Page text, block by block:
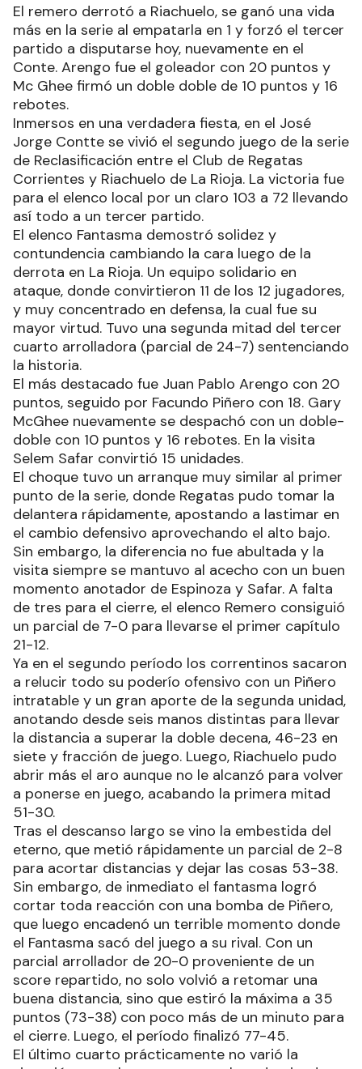
El remero derrotó a Riachuelo, se ganó una vida
más en la serie al empatarla en 1 y forzó el tercer
partido a disputarse hoy, nuevamente en el
Conte. Arengo fue el goleador con 20 puntos y
Mc Ghee firmó un doble doble de 10 puntos y 16
rebotes.
Inmersos en una verdadera fiesta, en el José
Jorge Contte se vivió el segundo juego de la serie
de Reclasificación entre el Club de Regatas
Corrientes y Riachuelo de La Rioja. La victoria fue
para el elenco local por un claro 103 a 72 llevando
así todo a un tercer partido.
El elenco Fantasma demostró solidez y
contundencia cambiando la cara luego de la
derrota en La Rioja. Un equipo solidario en
ataque, donde convirtieron 11 de los 12 jugadores,
y muy concentrado en defensa, la cual fue su
mayor virtud. Tuvo una segunda mitad del tercer
cuarto arrolladora (parcial de 24-7) sentenciando
la historia.
El más destacado fue Juan Pablo Arengo con 20
puntos, seguido por Facundo Piñero con 18. Gary
McGhee nuevamente se despachó con un doble-
doble con 10 puntos y 16 rebotes. En la visita
Selem Safar convirtió 15 unidades.
El choque tuvo un arranque muy similar al primer
punto de la serie, donde Regatas pudo tomar la
delantera rápidamente, apostando a lastimar en
el cambio defensivo aprovechando el alto bajo.
Sin embargo, la diferencia no fue abultada y la
visita siempre se mantuvo al acecho con un buen
momento anotador de Espinoza y Safar. A falta
de tres para el cierre, el elenco Remero consiguió
un parcial de 7-0 para llevarse el primer capítulo
21-12.
Ya en el segundo período los correntinos sacaron
a relucir todo su poderío ofensivo con un Piñero
intratable y un gran aporte de la segunda unidad,
anotando desde seis manos distintas para llevar
la distancia a superar la doble decena, 46-23 en
siete y fracción de juego. Luego, Riachuelo pudo
abrir más el aro aunque no le alcanzó para volver
a ponerse en juego, acabando la primera mitad
51-30.
Tras el descanso largo se vino la embestida del
eterno, que metió rápidamente un parcial de 2-8
para acortar distancias y dejar las cosas 53-38.
Sin embargo, de inmediato el fantasma logró
cortar toda reacción con una bomba de Piñero,
que luego encadenó un terrible momento donde
el Fantasma sacó del juego a su rival. Con un
parcial arrollador de 20-0 proveniente de un
score repartido, no solo volvió a retomar una
buena distancia, sino que estiró la máxima a 35
puntos (73-38) con poco más de un minuto para
el cierre. Luego, el período finalizó 77-45.
El último cuarto prácticamente no varió la